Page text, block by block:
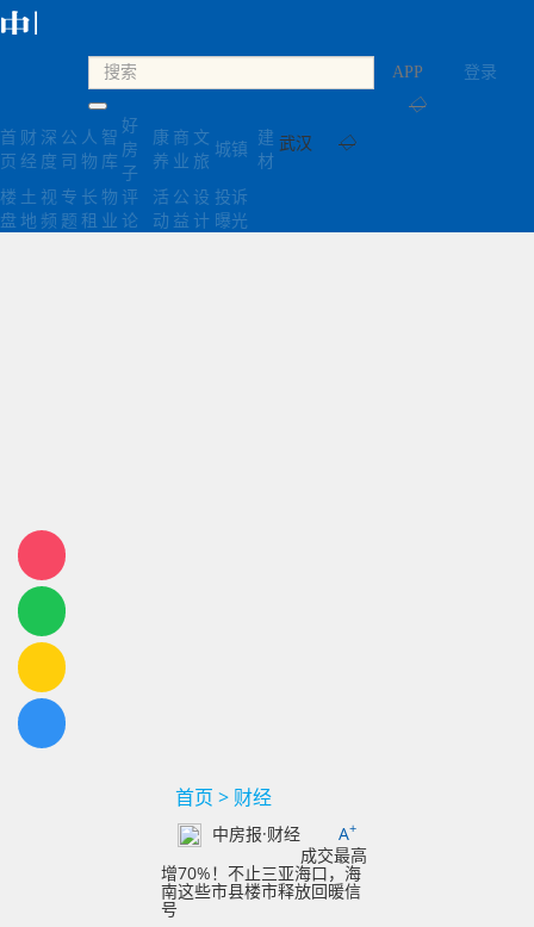
登录
APP
◇
武汉 ◇
首
页
财
经
深
度
公
司
人
物
智
库
好
房
子
康
养
商
业
文
旅
城镇
建
材
楼
盘
土
地
视
频
专
题
长
租
物
业
评
论
活
动
公
益
设
计
投诉
曝光
首页 > 财经
中房报·财经 A+
成交最高
增70%！不止三亚海口，海
南这些市县楼市释放回暖信
号